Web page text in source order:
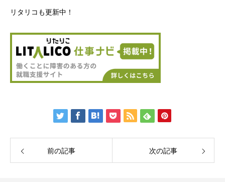
リタリコも更新中！
前の記事 次の記事